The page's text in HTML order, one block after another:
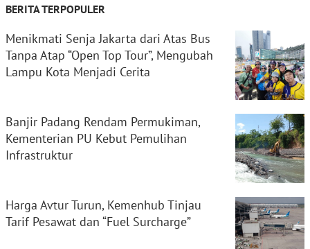
BERITA TERPOPULER
Menikmati Senja Jakarta dari Atas Bus
Tanpa Atap “Open Top Tour”, Mengubah
Lampu Kota Menjadi Cerita
Banjir Padang Rendam Permukiman,
Kementerian PU Kebut Pemulihan
Infrastruktur
Harga Avtur Turun, Kemenhub Tinjau
Tarif Pesawat dan “Fuel Surcharge”